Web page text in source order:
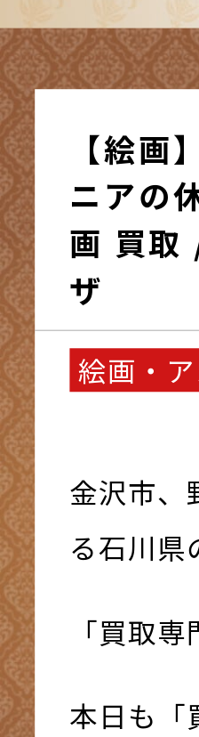
【絵
ニアの
画 買取
ザ
絵画・
金沢市、
る石川
「買取
本日も